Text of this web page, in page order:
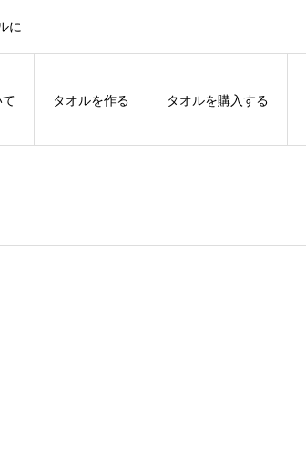
に
タオルを作る タオルを購入する